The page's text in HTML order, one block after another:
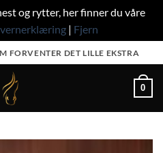
og rytter, her finner du våre
| Fjern
FORVENTER DET LILLE EKSTRA
0